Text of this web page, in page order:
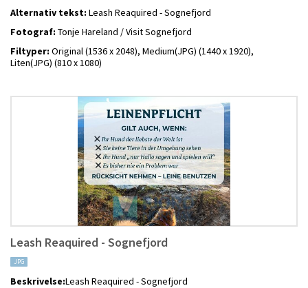
Alternativ tekst: Leash Reaquired - Sognefjord
Fotograf: Tonje Hareland / Visit Sognefjord
Filtyper: Original (1536 x 2048), Medium(JPG) (1440 x 1920),
Liten(JPG) (810 x 1080)
Leash Reaquired - Sognefjord
JPG
Beskrivelse:Leash Reaquired - Sognefjord